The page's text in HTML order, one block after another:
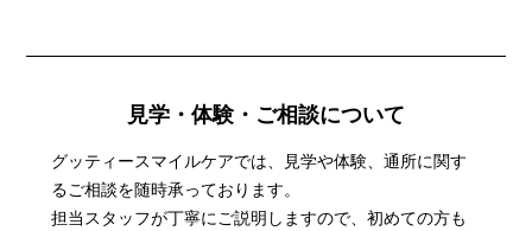
見学・体験・ご相談について
グッティースマイルケアでは、見学や体験、通所に関す
るご相談を随時承っております。
担当スタッフが丁寧にご説明しますので、初めての方も